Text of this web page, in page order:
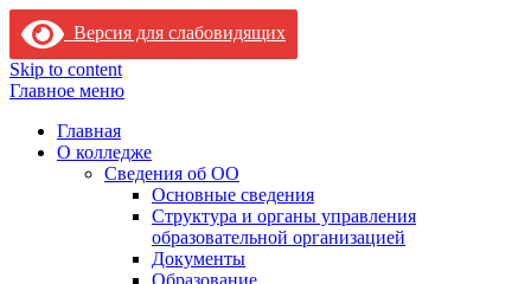
Версия для слабовидящих
Skip to content
Главное меню
Главная
О колледже
Сведения об ОО
Основные сведения
Структура и органы управления
образовательной организацией
Документы
Образование